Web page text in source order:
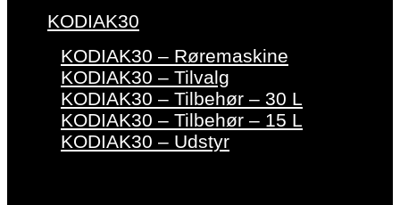
KODIAK30
KODIAK30 – Røremaskine
KODIAK30 – Tilvalg
KODIAK30 – Tilbehør – 30 L
KODIAK30 – Tilbehør – 15 L
KODIAK30 – Udstyr